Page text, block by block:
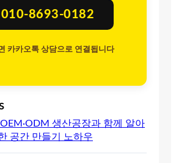
010-8693-0182
카카오톡 상담으로 연결됩니다
생산공장과 함께 알아
공간 만들기 노하우